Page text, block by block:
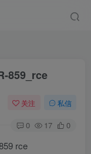
859_rce
关注 私信
0 17 0
rce